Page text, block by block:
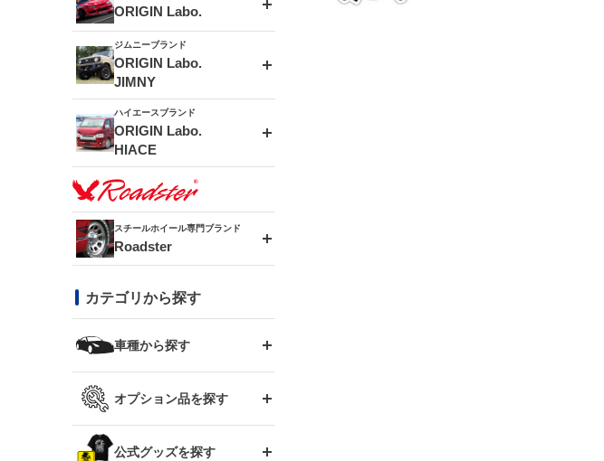
ORIGIN Labo.
エアロシリーズ
ドリフトライン
風神(180SX)
雷神(S15)
龍神(チェイサー)
レーシングライン
アタックライン
ストリームライン
フロントフェンダー
リアフェンダー
ブラッシュフェンダー
コンバットアイ
GTウイング
リアウイング
ルーフウイング
ジムニーブランド
ORIGIN Labo.
JIMNY
アルミホイール
MUD-ZEUS
アルミホイール
MUD-SR7
MUD-S7
ボンネット
フェンダー
サイドパーツ
ハイエースブランド
ORIGIN Labo.
HIACE
エアロシリーズ
LUX MODEL SP
LUX MODEL
RUGGER MODEL
GROUND MODEL
オーバーフェンダー
リアウイング
スムージングバンパー
ワイパーガード
スチールホイール専門ブランド
Roadster
DAYTONA-RS
DAYTONA-RS NEO
まつど家 鉄漢
カテゴリから探す
車種から探す
トヨタ
スズキ
オプション品を探す
GTウイング用ラダー
公式グッズを探す